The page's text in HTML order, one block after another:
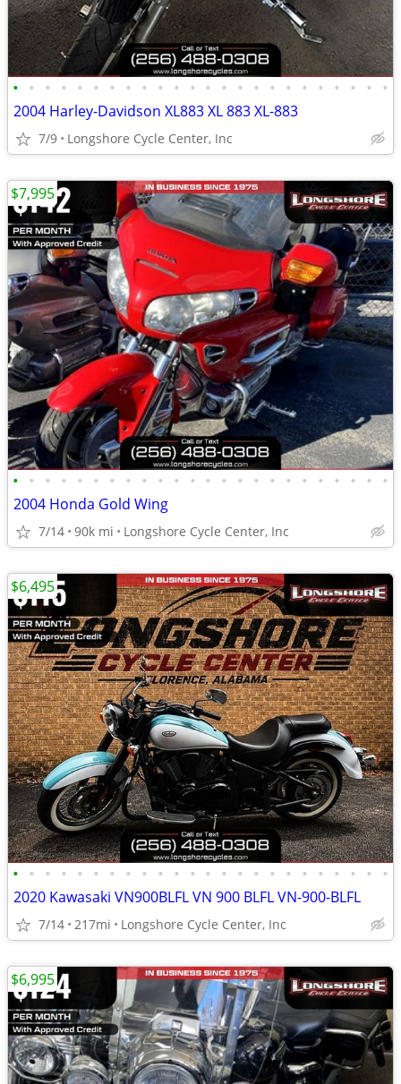
• • • • • • • • • • • • • • • • • • • • • • • •
2004 Harley-Davidson XL883 XL 883 XL-883
7/9 Longshore Cycle Center, Inc
• • • • • • • • • • • • • • • • • • • • • • • •
2004 Honda Gold Wing
7/14 90k mi Longshore Cycle Center, Inc
$7,995
• • • • • • • • • • • • • • • • • • • • • • • •
2020 Kawasaki VN900BLFL VN 900 BLFL VN-900-BLFL
7/14 217mi Longshore Cycle Center, Inc
$6,495
$6,995